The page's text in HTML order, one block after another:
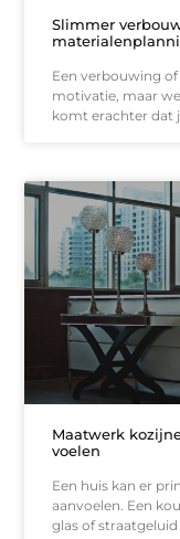
Slimmer
Een verbouwing
motivatie, maar
komt erachter dat
Maatwerk
voelen
Een huis kan er
aanvoelen. Een
glas of